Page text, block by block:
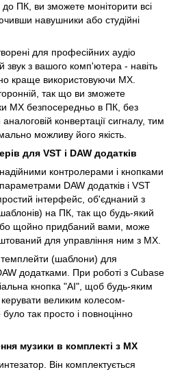
ПК, ви зможете моніторити всі
навушники або студійні
для професійних аудіо
звук з вашого комп'ютера - навіть
краще використовуючи MX.
так що ви зможете
MX безпосередньо в ПК, без
аналоговій конвертації сигналу, тим
можливу його якість.
для VST і DAW додатків
контролерами і кнопками
DAW додатків і VST
інтерфейс, об'єднаний з
на ПК, так що будь-який
щойно придбаний вами, може
для управління ним з MX.
темплейти (шаблони) для
додатками. При роботі з Cubase
кнопка "AI", щоб будь-яким
великим колесом-
так просто і повноцінно
музики в комплекті з МХ
Він комплектується